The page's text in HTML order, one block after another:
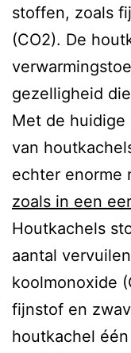
stoffen, zoals
(CO2). De
gezelligheid
Met de
van
echter enorme
zoals in een
Houtkachels
aantal
koolmonoxide
fijnstof en
houtkachel